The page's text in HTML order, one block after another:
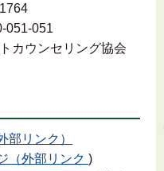
051-051
カウンセリング協会
部リンク）
（外部リンク )